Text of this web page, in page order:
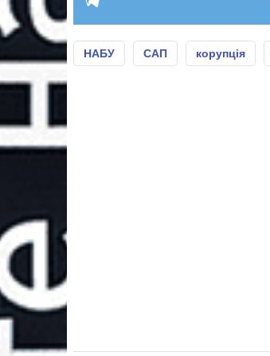
НАБУ САП корупція